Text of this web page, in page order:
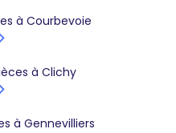
à Courbevoie
à Clichy
à Gennevilliers